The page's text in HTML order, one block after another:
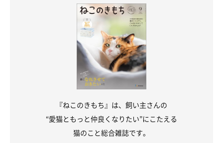
『ねこのきもち』は、飼い主さんの
“愛猫ともっと仲良くなりたい”にこたえる
猫のこと総合雑誌です。